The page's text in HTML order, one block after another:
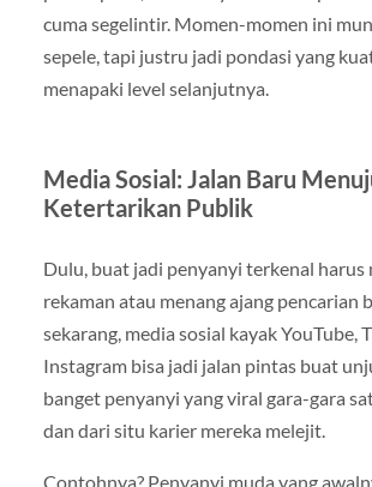
cuma segelintir. Momen-momen ini
sepele, tapi justru jadi pondasi yang
menapaki level selanjutnya.
Media Sosial: Jalan Baru
Ketertarikan Publik
Dulu, buat jadi penyanyi terkenal harus
rekaman atau menang ajang pencarian
sekarang, media sosial kayak YouTube,
Instagram bisa jadi jalan pintas buat
banget penyanyi yang viral gara-gara
dan dari situ karier mereka melejit.
Contohnya? Penyanyi muda yang